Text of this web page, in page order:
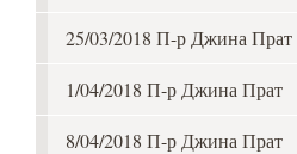
25/03/2018 П-р Джина Прат
1/04/2018 П-р Джина Прат
8/04/2018 П-р Джина Прат